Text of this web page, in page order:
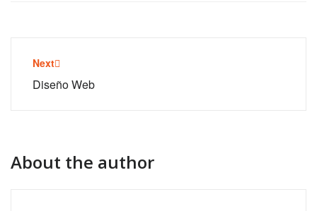
Post
navigation
Next
Diseño Web
About the author